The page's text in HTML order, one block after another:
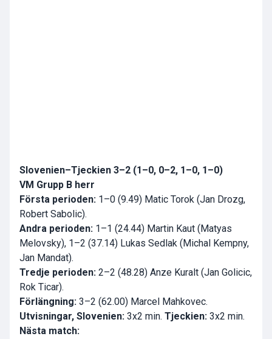
Slovenien–Tjeckien 3–2 (1–0, 0–2, 1–0, 1–0)
VM Grupp B herr
Första perioden: 1–0 (9.49) Matic Torok (Jan Drozg,
Robert Sabolic).
Andra perioden: 1–1 (24.44) Martin Kaut (Matyas
Melovsky), 1–2 (37.14) Lukas Sedlak (Michal Kempny,
Jan Mandat).
Tredje perioden: 2–2 (48.28) Anze Kuralt (Jan Golicic,
Rok Ticar).
Förlängning: 3–2 (62.00) Marcel Mahkovec.
Utvisningar, Slovenien: 3x2 min. Tjeckien: 3x2 min.
Nästa match: